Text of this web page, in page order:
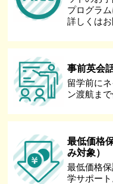
プログラ
詳しくは
事前英会
留学前に
ン渡航ま
最低価格
み対象）
最低価格
学サポート